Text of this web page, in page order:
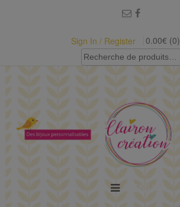
Sign In / Register
0.00€ (0)
Recherche
pour :